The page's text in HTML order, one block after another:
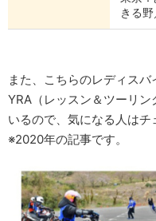
きる
また、こちらのレディス
YRA（レッスン＆ツーリ
いるので、気になる人はチ
※2020年の記事です。